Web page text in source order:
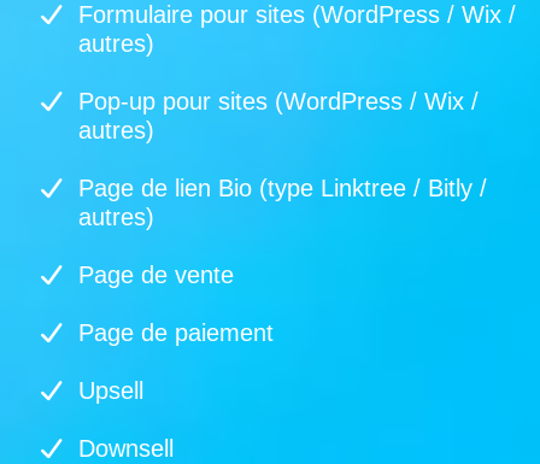
Formulaire pour sites (WordPress / Wix /
autres)
Pop-up pour sites (WordPress / Wix /
autres)
Page de lien Bio (type Linktree / Bitly /
autres)
Page de vente
Page de paiement
Upsell
Downsell